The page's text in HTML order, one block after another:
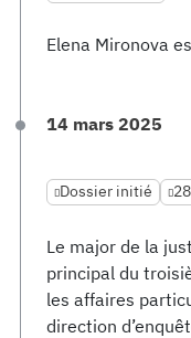
Elena Mironova
14 mars 2025
Dossier initié
Le major de la
principal du
les affaires
direction